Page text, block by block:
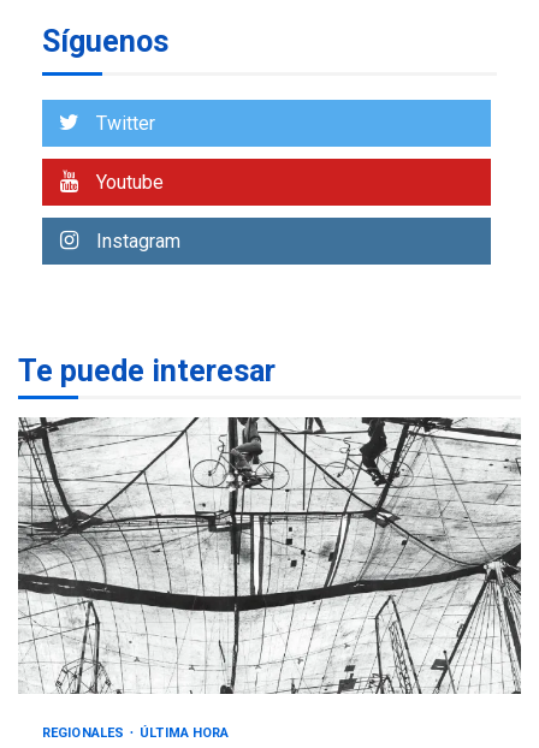
7
2
Margarita será sede de
para aprender a atender
adultos mayores
3
REGIONALES ÚLTIMA HORA
Mariño fortalece capacidad
operativa con flota
vehicular de 60 unidades
adquiridas en un año de
gestión
REGIONALES ÚLTIMA HORA
«Juan Bautista Arismendi» a
Síguenos
Twitter
Youtube
Instagram
Te puede interesar
REGIONALES ÚLTIMA HORA